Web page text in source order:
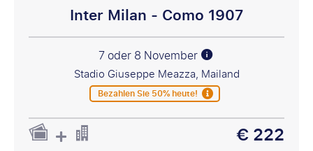
Inter Milan - Como 1907
7 oder 8 November
Stadio Giuseppe Meazza, Mailand
Bezahlen Sie 50% heute!
€ 222